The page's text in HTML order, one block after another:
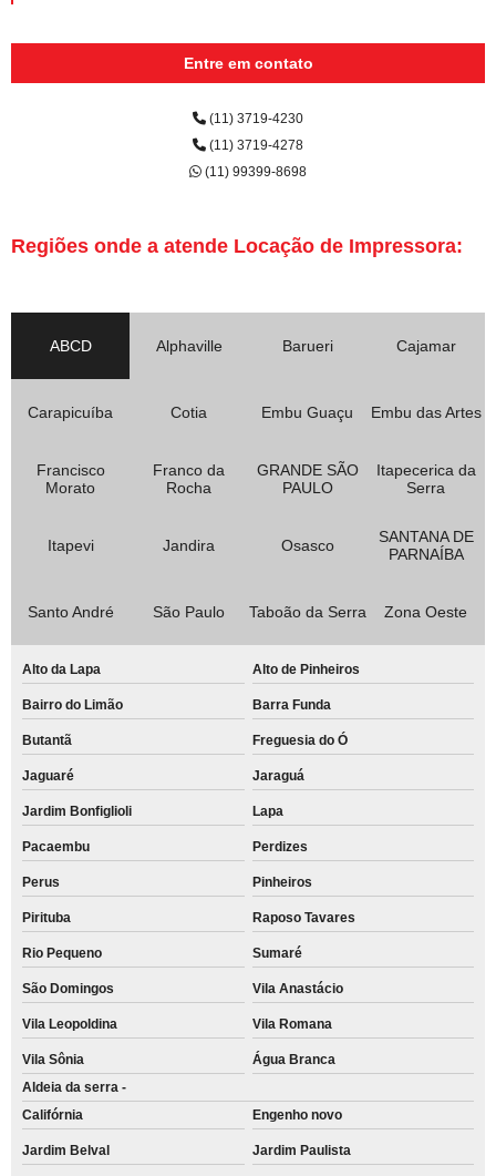
Entre em contato
(11) 3719-4230
(11) 3719-4278
(11) 99399-8698
Regiões onde a atende Locação de Impressora:
ABCD Alphaville Barueri Cajamar
Carapicuíba Cotia Embu Guaçu Embu das Artes
Francisco
Morato
Franco da
Rocha
GRANDE SÃO
PAULO
Itapecerica da
Serra
Itapevi Jandira Osasco
SANTANA DE
PARNAÍBA
Santo André São Paulo Taboão da Serra Zona Oeste
Alto da Lapa Alto de Pinheiros
Bairro do Limão Barra Funda
Butantã Freguesia do Ó
Jaguaré Jaraguá
Jardim Bonfiglioli Lapa
Pacaembu Perdizes
Perus Pinheiros
Pirituba Raposo Tavares
Rio Pequeno Sumaré
São Domingos Vila Anastácio
Vila Leopoldina Vila Romana
Vila Sônia
Água Branca
Aldeia da serra -
Califórnia
Engenho novo
Jardim Belval Jardim Paulista